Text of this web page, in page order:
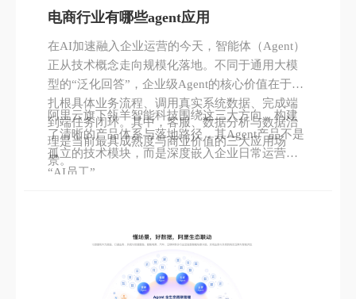
电商行业有哪些agent应用
在AI加速融入企业运营的今天，智能体（Agent）
正从技术概念走向规模化落地。不同于通用大模
型的“泛化回答”，企业级Agent的核心价值在于：
扎根具体业务流程、调用真实系统数据、完成端
到端任务闭环。其中，客服、数据分析与数据治
理是当前最具成熟度与商业价值的三大应用场
景。
阿里云旗下瓴羊智能科技围绕这三大方向，构建
了清晰的产品体系与落地路径，其Agent产品不是
孤立的技术模块，而是深度嵌入企业日常运营的
“AI员工”。